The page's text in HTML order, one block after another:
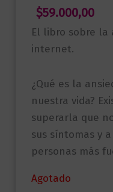
$59.000,00
El libro sobre la
internet.
¿Qué es la
nuestra vida?
superarla que
sus síntomas y
personas más
Agotado